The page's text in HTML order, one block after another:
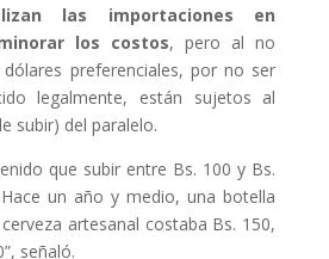
las importaciones en
los costos, pero al no
preferenciales, por no ser
legalmente, están sujetos al
subir) del paralelo.
que subir entre Bs. 100 y Bs.
un año y medio, una botella
artesanal costaba Bs. 150,
señaló.